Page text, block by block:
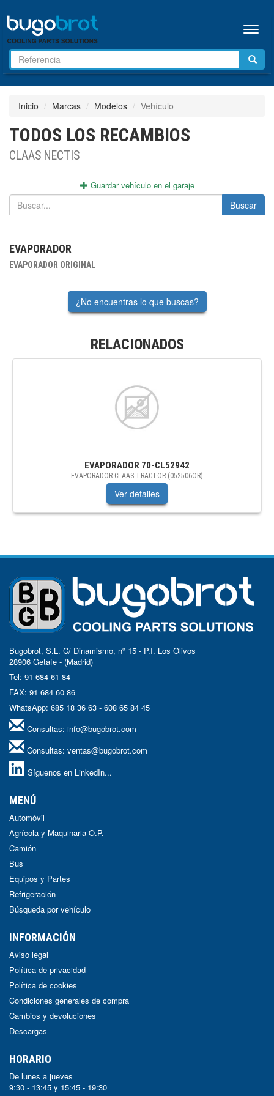
Menú
Inicio Marcas Modelos Vehículo
TODOS LOS RECAMBIOS
CLAAS NECTIS
Guardar vehículo en el garaje
Buscar
EVAPORADOR
EVAPORADOR ORIGINAL
¿No encuentras lo que buscas?
RELACIONADOS
EVAPORADOR 70-CL52942
EVAPORADOR CLAAS TRACTOR (052506OR)
Ver detalles
Bugobrot, S.L. C/ Dinamismo, nº 15 - P.I. Los Olivos
28906 Getafe - (Madrid)
Tel: 91 684 61 84
FAX: 91 684 60 86
WhatsApp: 685 18 36 63 - 608 65 84 45
Consultas: info@bugobrot.com
Consultas: ventas@bugobrot.com
Síguenos en LinkedIn...
MENÚ
Automóvil
Agrícola y Maquinaria O.P.
Camión
Bus
Equipos y Partes
Refrigeración
Búsqueda por vehículo
INFORMACIÓN
Aviso legal
Política de privacidad
Política de cookies
Condiciones generales de compra
Cambios y devoluciones
Descargas
HORARIO
De lunes a jueves
9:30 - 13:45 y 15:45 - 19:30